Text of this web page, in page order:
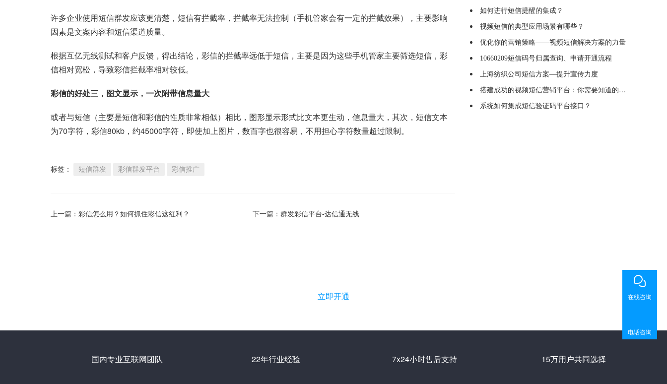
许多企业使用短信群发应该更清楚，短信有拦截率，拦截率无法控制（手机管家会有一定的拦截效果），主要影响
因素是文案内容和短信渠道质量。
根据互亿无线测试和客户反馈，得出结论，彩信的拦截率远低于短信，主要是因为这些手机管家主要筛选短信，彩
信相对宽松，导致彩信拦截率相对较低。
彩信的好处三，图文显示，一次附带信息量大
或者与短信（主要是短信和彩信的性质非常相似）相比，图形显示形式比文本更生动，信息量大，其次，短信文本
为70字符，彩信80kb，约45000字符，即使加上图片，数百字也很容易，不用担心字符数量超过限制。
标签： 短信群发 彩信群发平台 彩信推广
上一篇： 彩信怎么用？如何抓住彩信这红利？ 下一篇：群发彩信平台-达信通无线
如何进行短信提醒的集成？
视频短信的典型应用场景有哪些？
优化你的营销策略——视频短信解决方案的力量
10660209短信码号归属查询、申请开通流程
上海纺织公司短信方案—提升宣传力度
搭建成功的视频短信营销平台：你需要知道的一切
系统如何集成短信验证码平台接口？
立即开通
国内专业互联网团队 22年行业经验 7x24小时售后支持 15万用户共同选择
在线咨询
电话咨询